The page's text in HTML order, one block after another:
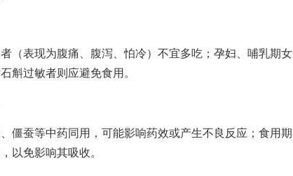
表现为腹痛、腹泻、怕冷）不宜多吃；孕妇、哺乳期女
斛过敏者则应避免食用。
蚕等中药同用，可能影响药效或产生不良反应；食用期
以免影响其吸收。